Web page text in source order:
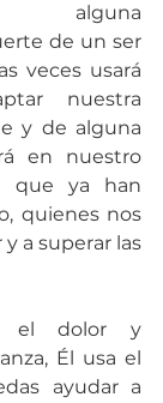
alguna
de un ser
veces usará
nuestra
y de alguna
en nuestro
que ya han
quienes nos
a superar las
el dolor y
Él usa el
ayudar a